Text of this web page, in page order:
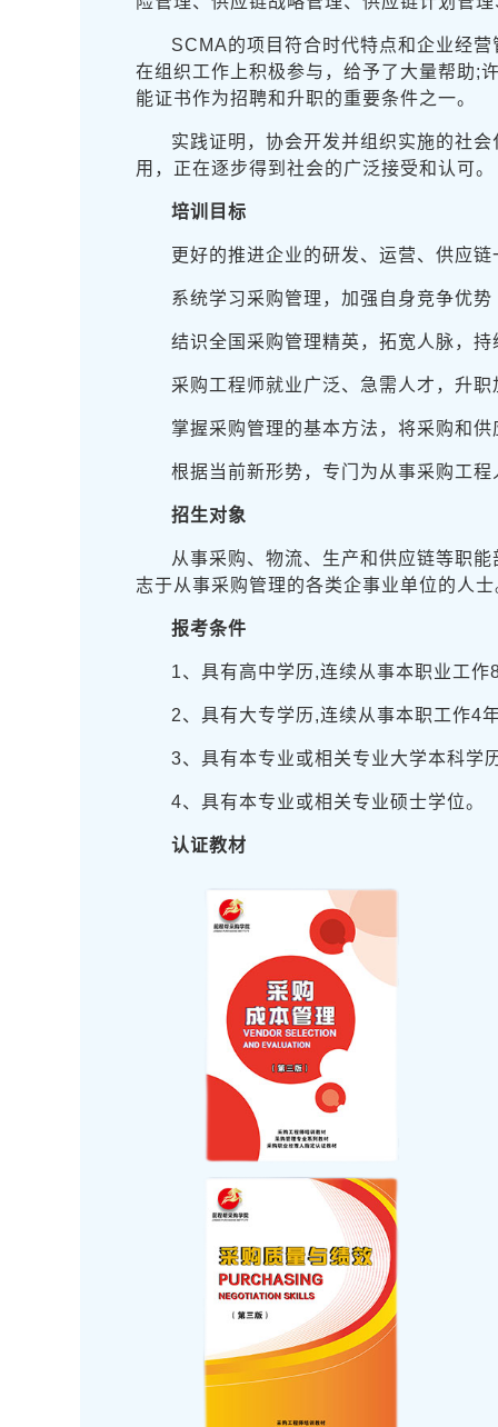
SCMA的项目符合时代特点和企业经
在组织工作上积极参与，给予了大量帮助;
能证书作为招聘和升职的重要条件之一。
实践证明，协会开发并组织实施的社
用，正在逐步得到社会的广泛接受和认可。
培训目标
更好的推进企业的研发、运营、供应
系统学习采购管理，加强自身竞争优势
结识全国采购管理精英，拓宽人脉，持
采购工程师就业广泛、急需人才，升
掌握采购管理的基本方法，将采购和
根据当前新形势，专门为从事采购工
招生对象
从事采购、物流、生产和供应链等职
志于从事采购管理的各类企事业单位的人士
报考条件
1、具有高中学历,连续从事本职业工作
2、具有大专学历,连续从事本职工作4
3、具有本专业或相关专业大学本科学
4、具有本专业或相关专业硕士学位。
认证教材